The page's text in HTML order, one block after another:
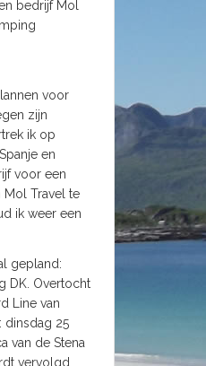
bedrijf Mol
voor
zijn
ik op
en
voor een
Mol Travel te
ik weer een
gepland:
DK. Overtocht
Line van
dinsdag 25
van de Stena
vervolgd.